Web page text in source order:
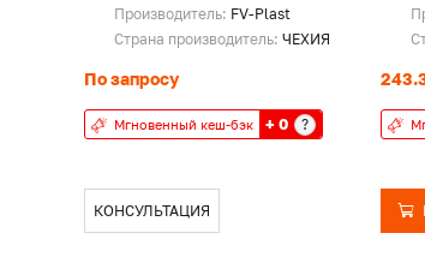
Производитель: FV-Plast
Страна производитель: ЧЕХИЯ
По запросу
Мгновенный кеш-бэк + 0 ?
КОНСУЛЬТАЦИЯ